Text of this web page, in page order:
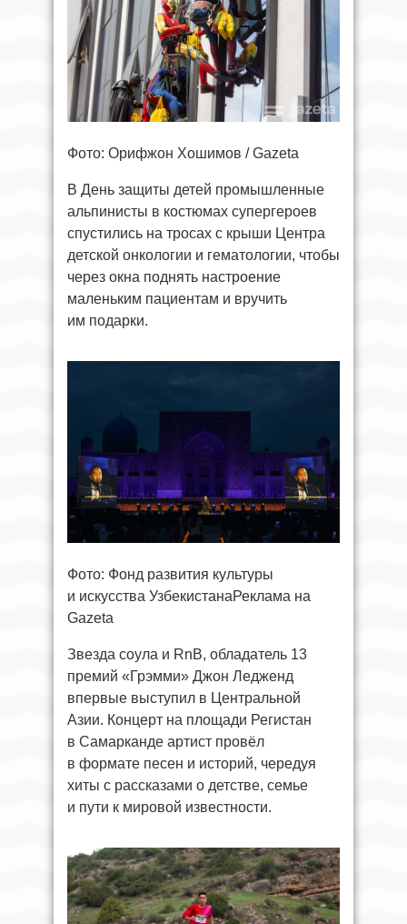
Фото: Орифжон Хошимов / Gazeta
В День защиты детей промышленные
альпинисты в костюмах супергероев
спустились на тросах с крыши Центра
детской онкологии и гематологии, чтобы
через окна поднять настроение
маленьким пациентам и вручить
им подарки.
Фото: Фонд развития культуры
и искусства УзбекистанаРеклама на
Gazeta
Звезда соула и RnB, обладатель 13
премий «Грэмми» Джон Ледженд
впервые выступил в Центральной
Азии. Концерт на площади Регистан
в Самарканде артист провёл
в формате песен и историй, чередуя
хиты с рассказами о детстве, семье
и пути к мировой известности.